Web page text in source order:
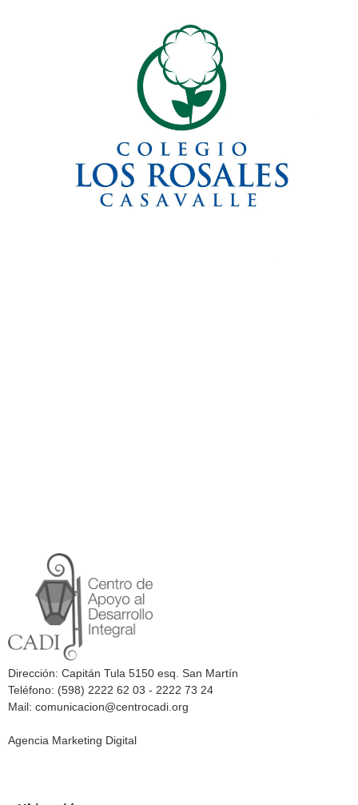
Dirección: Capitán Tula 5150 esq. San Martín
Teléfono: (598) 2222 62 03 - 2222 73 24
Mail: comunicacion@centrocadi.org
Agencia Marketing Digital